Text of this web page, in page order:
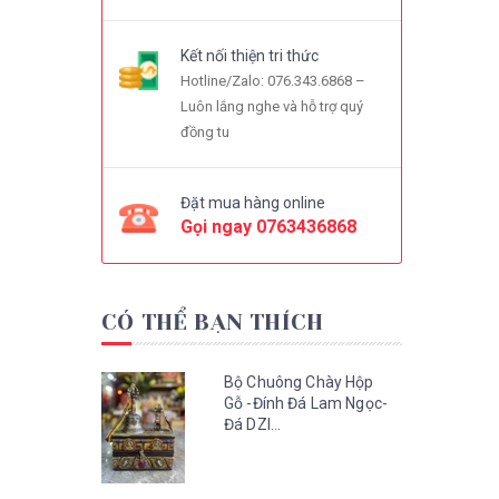
Kết nối thiện tri thức
Hotline/Zalo: 076.343.6868 –
Luôn lắng nghe và hỗ trợ quý
đồng tu
Đặt mua hàng online
Gọi ngay 0763436868
CÓ THỂ BẠN THÍCH
Bộ Chuông Chày Hộp
Gỗ -Đính Đá Lam Ngọc-
Đá DZI...